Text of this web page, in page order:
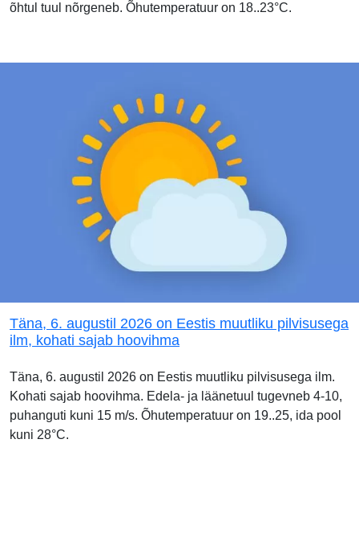
õhtul tuul nõrgeneb. Õhutemperatuur on 18..23°C.
Täna, 6. augustil 2026 on Eestis muutliku pilvisusega
ilm, kohati sajab hoovihma
Täna, 6. augustil 2026 on Eestis muutliku pilvisusega ilm.
Kohati sajab hoovihma. Edela- ja läänetuul tugevneb 4-10,
puhanguti kuni 15 m/s. Õhutemperatuur on 19..25, ida pool
kuni 28°C.